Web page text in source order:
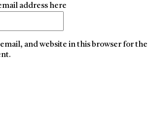
address here
and website in this browser for the